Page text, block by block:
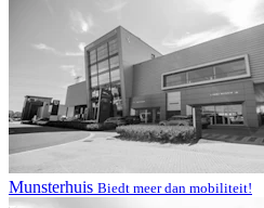
Munsterhuis Biedt meer dan mobiliteit!